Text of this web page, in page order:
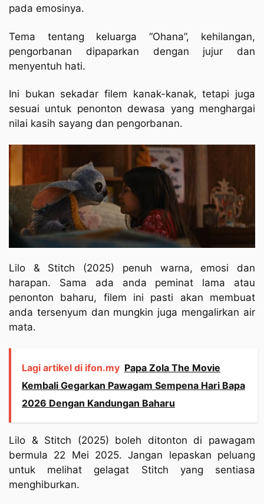
pada emosinya.
Tema tentang keluarga “Ohana”, kehilangan,
pengorbanan dipaparkan dengan jujur dan
menyentuh hati.
Ini bukan sekadar filem kanak-kanak, tetapi juga
sesuai untuk penonton dewasa yang menghargai
nilai kasih sayang dan pengorbanan.
Lilo & Stitch (2025) penuh warna, emosi dan
harapan. Sama ada anda peminat lama atau
penonton baharu, filem ini pasti akan membuat
anda tersenyum dan mungkin juga mengalirkan air
mata.
Lagi artikel di ifon.my Papa Zola The Movie
Kembali Gegarkan Pawagam Sempena Hari Bapa
2026 Dengan Kandungan Baharu
Lilo & Stitch (2025) boleh ditonton di pawagam
bermula 22 Mei 2025. Jangan lepaskan peluang
untuk melihat gelagat Stitch yang sentiasa
menghiburkan.